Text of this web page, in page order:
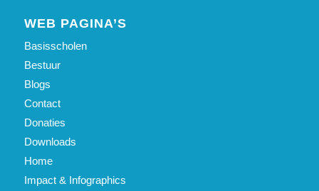
WEB PAGINA’S
Basisscholen
Bestuur
Blogs
Contact
Donaties
Downloads
Home
Impact & Infographics